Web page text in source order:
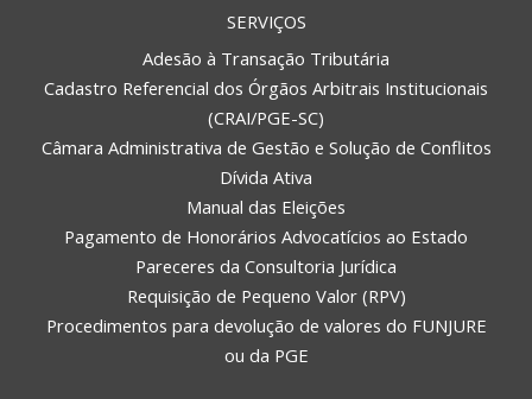
SERVIÇOS
Adesão à Transação Tributária
Cadastro Referencial dos Órgãos Arbitrais Institucionais
(CRAI/PGE-SC)
Câmara Administrativa de Gestão e Solução de Conflitos
Dívida Ativa
Manual das Eleições
Pagamento de Honorários Advocatícios ao Estado
Pareceres da Consultoria Jurídica
Requisição de Pequeno Valor (RPV)
Procedimentos para devolução de valores do FUNJURE
ou da PGE